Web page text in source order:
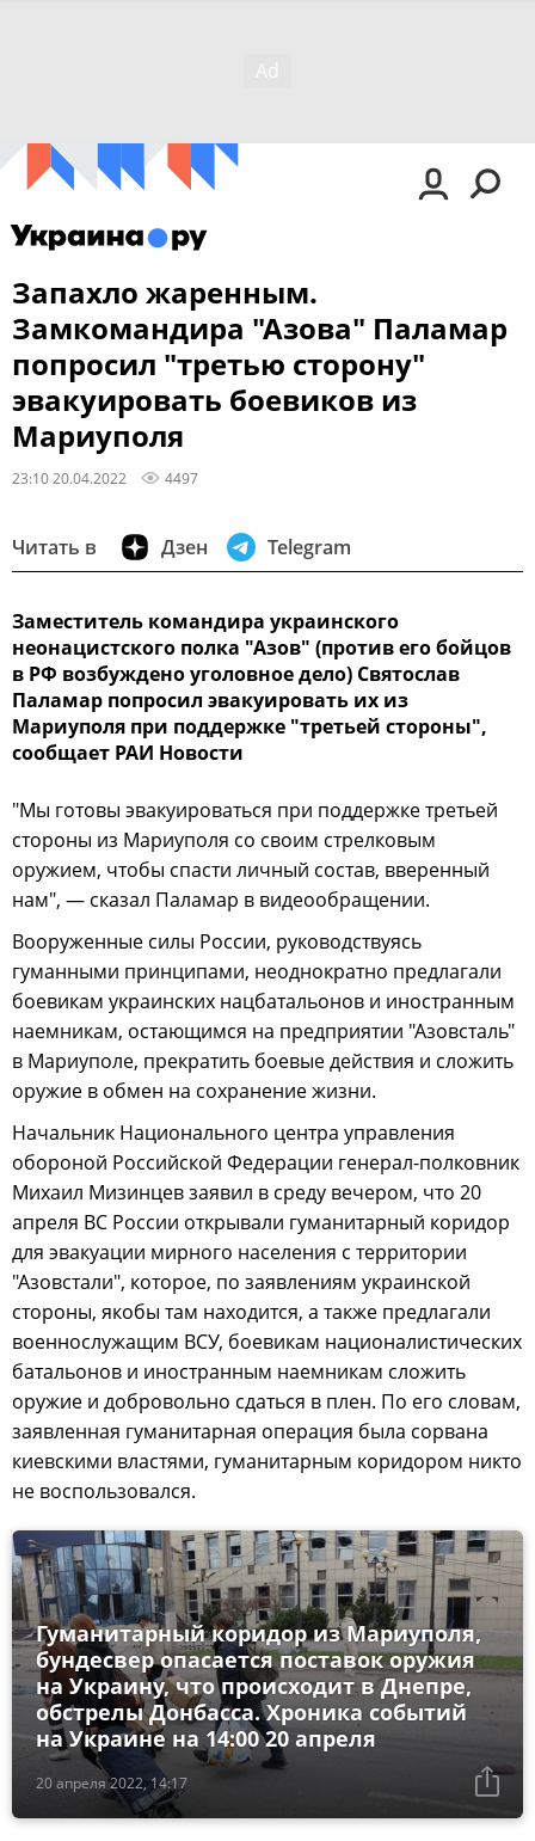
Запахло жаренным.
Замкомандира "Азова" Паламар
попросил "третью сторону"
эвакуировать боевиков из
Мариуполя
23:10 20.04.2022 4497
Читать в Дзен Telegram
Заместитель командира украинского
неонацистского полка "Азов" (против его бойцов
в РФ возбуждено уголовное дело) Святослав
Паламар попросил эвакуировать их из
Мариуполя при поддержке "третьей стороны",
сообщает РАИ Новости
"Мы готовы эвакуироваться при поддержке третьей
стороны из Мариуполя со своим стрелковым
оружием, чтобы спасти личный состав, вверенный
нам", — сказал Паламар в видеообращении.
Вооруженные силы России, руководствуясь
гуманными принципами, неоднократно предлагали
боевикам украинских нацбатальонов и иностранным
наемникам, остающимся на предприятии "Азовсталь"
в Мариуполе, прекратить боевые действия и сложить
оружие в обмен на сохранение жизни.
Начальник Национального центра управления
обороной Российской Федерации генерал-полковник
Михаил Мизинцев заявил в среду вечером, что 20
апреля ВС России открывали гуманитарный коридор
для эвакуации мирного населения с территории
"Азовстали", которое, по заявлениям украинской
стороны, якобы там находится, а также предлагали
военнослужащим ВСУ, боевикам националистических
батальонов и иностранным наемникам сложить
оружие и добровольно сдаться в плен. По его словам,
заявленная гуманитарная операция была сорвана
киевскими властями, гуманитарным коридором никто
не воспользовался.
20 апреля 2022, 14:17
Гуманитарный коридор из Мариуполя,
бундесвер опасается поставок оружия
на Украину, что происходит в Днепре,
обстрелы Донбасса. Хроника событий
на Украине на 14:00 20 апреля